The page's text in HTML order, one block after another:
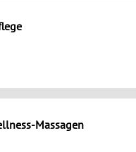
Massagen